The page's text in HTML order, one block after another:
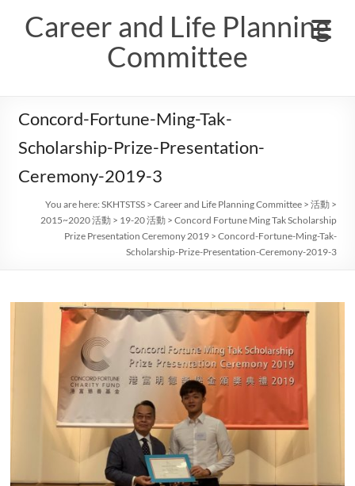
contentCareer and Life Planning
Committee
Concord-Fortune-Ming-Tak-
Scholarship-Prize-Presentation-
Ceremony-2019-3
You are here:SKHTSTSS >Career and Life Planning Committee >活動 >
2015~2020 活動 > 19-20 活動 >Concord Fortune Ming Tak Scholarship
Prize Presentation Ceremony 2019 >Concord-Fortune-Ming-Tak-
Scholarship-Prize-Presentation-Ceremony-2019-3